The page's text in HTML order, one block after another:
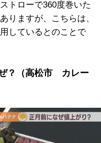
トローで360度巻いた
りますが、こちらは、
しているとのことで
？（高松市 カレー